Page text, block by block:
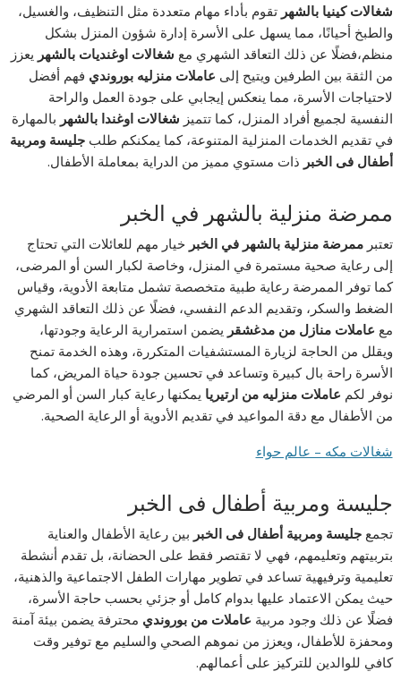
شغالات كينيا بالشهر تقوم بأداء مهام متعددة مثل التنظيف، والغسيل،
والطبخ أحيانًا، مما يسهل على الأسرة إدارة شؤون المنزل بشكل
منظم،فضلًا عن ذلك التعاقد الشهري مع شغالات اوغنديات بالشهر يعزز
من الثقة بين الطرفين ويتيح إلى عاملات منزليه بوروندي فهم أفضل
لاحتياجات الأسرة، مما ينعكس إيجابي على جودة العمل والراحة
النفسية لجميع أفراد المنزل، كما تتميز شغالات اوغندا بالشهر بالمهارة
في تقديم الخدمات المنزلية المتنوعة، كما يمكنكم طلبجليسة ومربية
أطفال فى الخبر ذات مستوي مميز من الدراية بمعاملة الأطفال.
ممرضة منزلية بالشهر في الخبر
تعتبرممرضة منزلية بالشهر في الخبر خيار مهم للعائلات التي تحتاج
إلى رعاية صحية مستمرة في المنزل، وخاصة لكبار السن أو المرضى،
كما توفر الممرضة رعاية طبية متخصصة تشمل متابعة الأدوية، وقياس
الضغط والسكر، وتقديم الدعم النفسي، فضلًا عن ذلك التعاقد الشهري
مع عاملات منازل من مدغشقر يضمن استمرارية الرعاية وجودتها،
ويقلل من الحاجة لزيارة المستشفيات المتكررة، وهذه الخدمة تمنح
الأسرة راحة بال كبيرة وتساعد في تحسين جودة حياة المريض، كما
نوفر لكم عاملات منزليه من ارتيريا يمكنها رعاية كبار السن أو المرضي
من الأطفال مع دقة المواعيد في تقديم الأدوية أو الرعاية الصحية.
شغالات مكه – عالم حواء
جليسة ومربية أطفال فى الخبر
تجمعجليسة ومربية أطفال فى الخبر بين رعاية الأطفال والعناية
بتربيتهم وتعليمهم، فهي لا تقتصر فقط على الحضانة، بل تقدم أنشطة
تعليمية وترفيهية تساعد في تطوير مهارات الطفل الاجتماعية والذهنية،
حيث يمكن الاعتماد عليها بدوام كامل أو جزئي بحسب حاجة الأسرة،
فضلًا عن ذلك وجود مربية عاملات من بوروندي محترفة يضمن بيئة آمنة
ومحفزة للأطفال، ويعزز من نموهم الصحي والسليم مع توفير وقت
كافي للوالدين للتركيز على أعمالهم.